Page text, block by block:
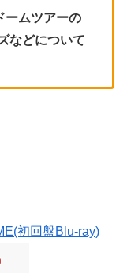
ームツアーの
などについて
初回盤Blu-ray)